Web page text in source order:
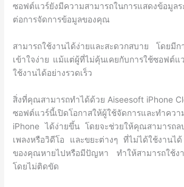
ซอฟต์แวร์ยังมีความสามารถในการแสดงข้อมูล
ต่อการจัดการข้อมูลของคุณ
สามารถใช้งานได้ง่ายและสะดวกสบาย โดยมีก
เข้าใจง่าย แม้แต่ผู้ที่ไม่คุ้นเคยกับการใช้ซอฟต์แ
ใช้งานได้อย่างรวดเร็ว
สิ่งที่คุณสามารถทำได้ด้วย Aiseesoft iPhone
ซอฟต์แวร์นี้เปิดโอกาสให้ผู้ใช้จัดการและทำคว
iPhone ได้ง่ายขึ้น โดยจะช่วยให้คุณสามารถ
เพลงหรือวิดีโอ และขยะต่างๆ ที่ไม่ได้ใช้งานไ
ของคุณหายไปหรือมีปัญหา ทำให้สามารถใช้ง
โดยไม่ติดขัด